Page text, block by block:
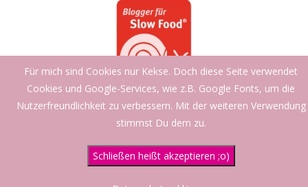
Für mich sind Cookies nur Kekse. Doch diese Seite verwendet
Cookies und Google-Services, wie z.B. Google Fonts, um die
Nutzerfreundlichkeit zu verbessern. Mit der weiteren Verwendung
stimmst Du dem zu.
Schließen heißt akzeptieren ;o)